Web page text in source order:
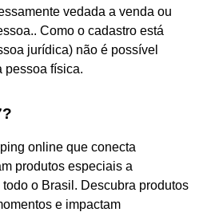
vedada a venda ou
Como o cadastro está
jurídica) não é possível
pessoa física.
online que conecta
produtos especiais a
o Brasil. Descubra produtos
e impactam